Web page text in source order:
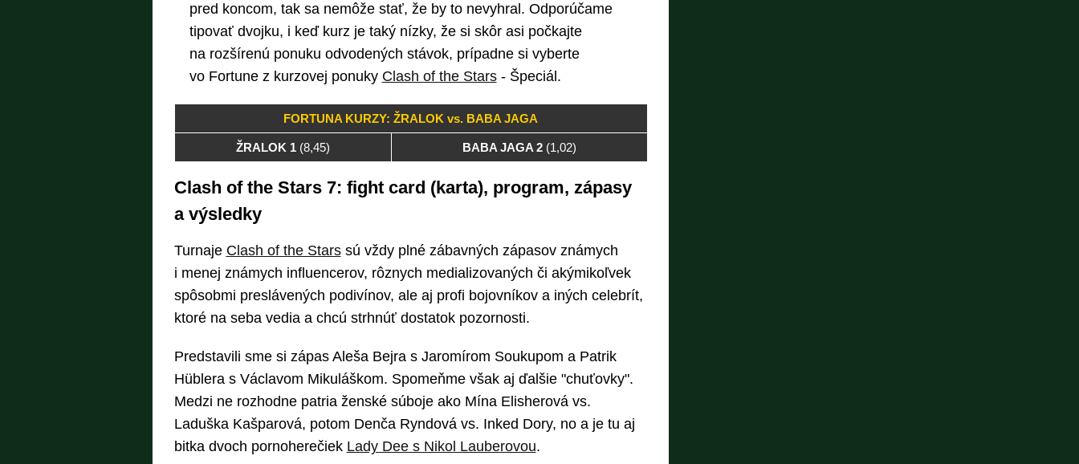
pred koncom, tak sa nemôže stať, že by to nevyhral. Odporúčame
tipovať dvojku, i keď kurz je taký nízky, že si skôr asi počkajte
na rozšírenú ponuku odvodených stávok, prípadne si vyberte
vo Fortune z kurzovej ponuky Clash of the Stars- Špeciál.
FORTUNA KURZY: ŽRALOK vs. BABA JAGA
ŽRALOK 1(8,45) BABA JAGA 2(1,02)
Clash of the Stars 7: fight card (karta), program, zápasy
a výsledky
Turnaje Clash of the Starssú vždy plné zábavných zápasov známych
i menej známych influencerov, rôznych medializovaných či akýmikoľvek
spôsobmi preslávených podivínov, ale aj profi bojovníkov a iných celebrít,
ktoré na seba vedia a chcú strhnúť dostatok pozornosti.
Predstavili sme si zápas Aleša Bejra s Jaromírom Soukupom a Patrik
Hüblera s Václavom Mikuláškom. Spomeňme však aj ďalšie "chuťovky".
Medzi ne rozhodne patria ženské súboje ako Mína Elisherová vs.
Laduška Kašparová, potom Denča Ryndová vs. Inked Dory, no a je tu aj
bitka dvoch pornoherečiek Lady Dee s Nikol Lauberovou.